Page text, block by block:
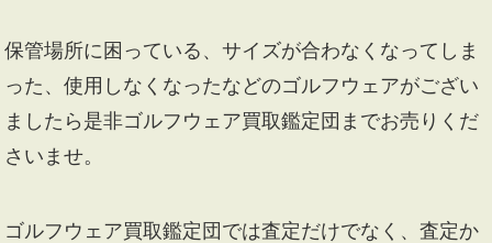
保管場所に困っている、サイズが合わなくなってしま
った、使用しなくなったなどのゴルフウェアがござい
ましたら是非ゴルフウェア買取鑑定団までお売りくだ
さいませ。
ゴルフウェア買取鑑定団では査定だけでなく、査定か